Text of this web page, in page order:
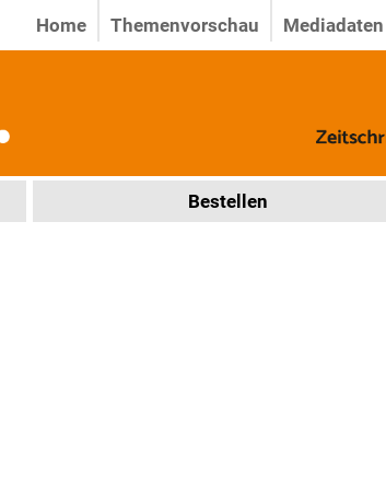
Mediadaten
Themenvorschau
Home
Bestellen